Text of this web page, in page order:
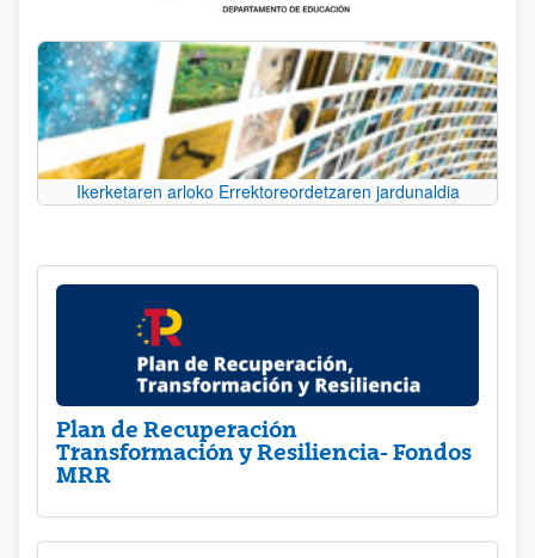
Ikerketaren arloko Errektoreordetzaren jardunaldia
Plan de Recuperación
Transformación y Resiliencia- Fondos
MRR